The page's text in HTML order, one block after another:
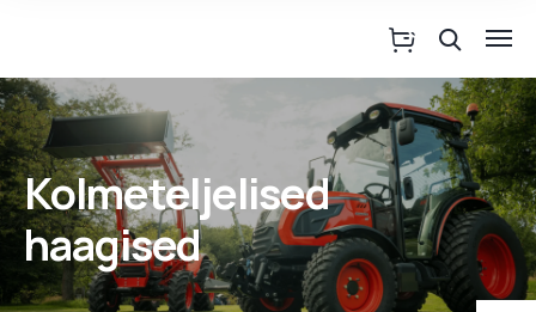
Kolmeteljelised
haagised